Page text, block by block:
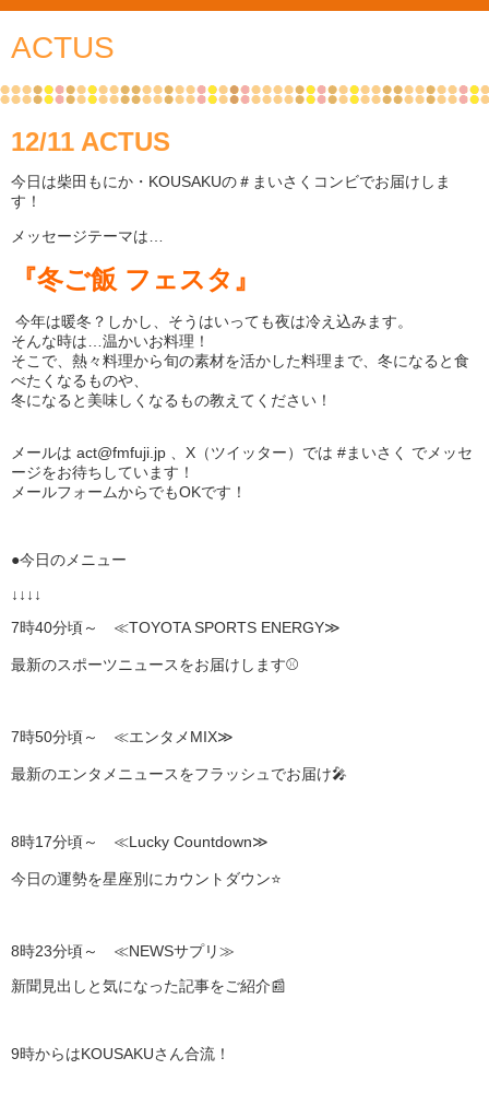
ACTUS
12/11 ACTUS
今日は柴田もにか・KOUSAKUの＃まいさくコンビでお届けしま
す！
メッセージテーマは…
『冬ご飯 フェスタ』
今年は暖冬？ しかし そうはいっても夜は冷え込み ます。
そんな時は… 温かいお料理！
そこで
熱々料理から旬の素材を活かした料理まで、 冬になると食
べたくなるものや、
冬になると美味しくなるもの教えてください！
メールは act@fmfuji.jp 、X（ツイッター）では #まいさく でメッセ
ージをお待ちしています！
メールフォームからでもOKです！
●今日のメニュー
↓↓↓↓
7時40分頃～ ≪TOYOTA SPORTS ENERGY≫
最新のスポーツニュースをお届けします⚾
7時50分頃～ ≪エンタメMIX≫
最新のエンタメニュースをフラッシュでお届け🎤
8時17分頃～ ≪Lucky Countdown≫
今日の運勢を星座別にカウントダウン⭐
8時23分頃～ ≪NEWSサプリ≫
新聞見出しと気になった記事をご紹介📰
9時からはKOUSAKUさん合流！